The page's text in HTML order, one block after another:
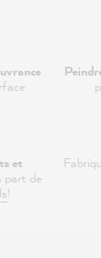
et
part de
!